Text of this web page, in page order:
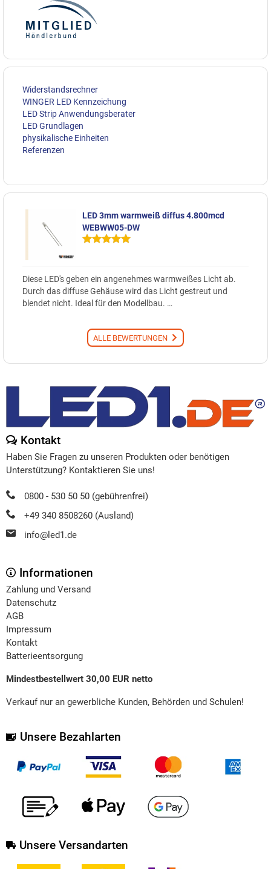
Widerstandsrechner
WINGER LED Kennzeichung
LED Strip Anwendungsberater
LED Grundlagen
physikalische Einheiten
Referenzen
LED 3mm warmweiß diffus 4.800mcd
WEBWW05-DW
Diese LED's geben ein angenehmes warmweißes Licht ab.
Durch das diffuse Gehäuse wird das Licht gestreut und
blendet nicht. Ideal für den Modellbau. …
ALLE BEWERTUNGEN
Kontakt
Haben Sie Fragen zu unseren Produkten oder benötigen
Unterstützung? Kontaktieren Sie uns!
0800 - 530 50 50 (gebührenfrei)
+49 340 8508260 (Ausland)
info@led1.de
Informationen
Zahlung und Versand
Datenschutz
AGB
Impressum
Kontakt
Batterieentsorgung
Mindestbestellwert 30,00 EUR netto
Verkauf nur an gewerbliche Kunden, Behörden und Schulen!
Unsere Bezahlarten
Unsere Versandarten